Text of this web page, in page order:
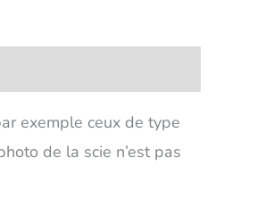
exemple ceux de type
de la scie n’est pas